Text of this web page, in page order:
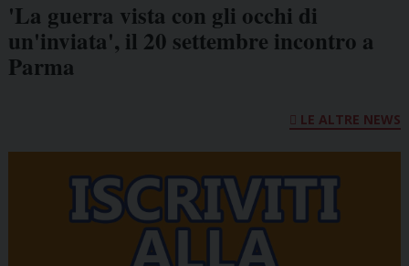
'La guerra vista con gli occhi di
un'inviata', il 20 settembre incontro a
Parma
LE ALTRE NEWS